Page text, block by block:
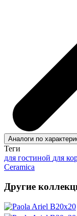
Аналоги по
Теги
для гостиной для
Ceramica
Другие